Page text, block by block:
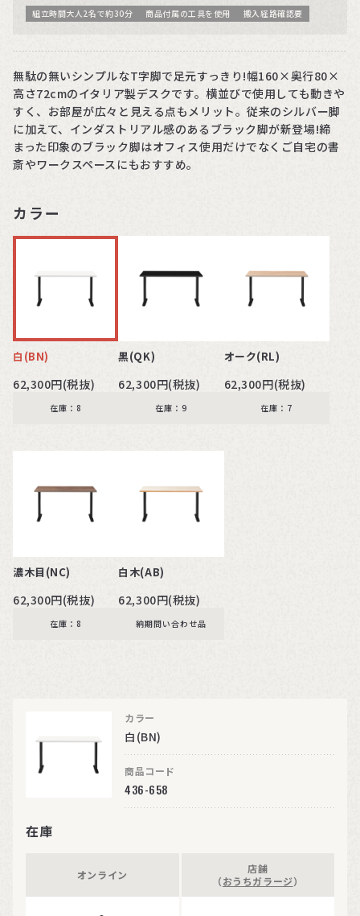
組立時間大人2名で約30分 商品付属の工具を使用 搬入経路確認要
無駄の無いシンプルなT字脚で足元すっきり!幅160×奥行80×
高さ72cmのイタリア製デスクです。横並びで使用しても動きや
すく、お部屋が広々と見える点もメリット。従来のシルバー脚
に加えて、インダストリアル感のあるブラック脚が新登場!締
まった印象のブラック脚はオフィス使用だけでなくご自宅の書
斎やワークスペースにもおすすめ。
カラー
白(BN)
62,300円(税抜)
在庫：8
黒(QK)
62,300円(税抜)
在庫：9
オーク(RL)
62,300円(税抜)
在庫：7
濃木目(NC)
62,300円(税抜)
在庫：8
白木(AB)
62,300円(税抜)
納期問い合わせ品
カラー
白(BN)
商品コード
436-658
在庫
オンライン
店舗
（おうちガラージ）